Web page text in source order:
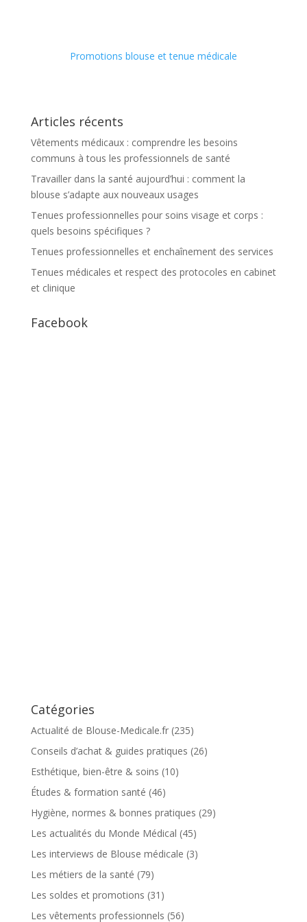
Promotions blouse et tenue médicale
Articles récents
Vêtements médicaux : comprendre les besoins
communs à tous les professionnels de santé
Travailler dans la santé aujourd’hui : comment la
blouse s’adapte aux nouveaux usages
Tenues professionnelles pour soins visage et corps :
quels besoins spécifiques ?
Tenues professionnelles et enchaînement des services
Tenues médicales et respect des protocoles en cabinet
et clinique
Facebook
Catégories
Actualité de Blouse-Medicale.fr(235)
Conseils d’achat & guides pratiques (26)
Esthétique, bien-être & soins (10)
Études & formation santé (46)
Hygiène, normes & bonnes pratiques (29)
Les actualités du Monde Médical (45)
Les interviews de Blouse médicale (3)
Les métiers de la santé (79)
Les soldes et promotions (31)
Les vêtements professionnels (56)